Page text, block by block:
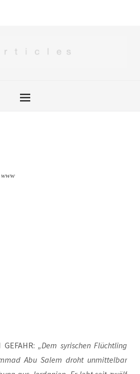
GEFAHR:„Dem syri­schen Flücht­ling
Abu Salem droht unmit­tel­bar